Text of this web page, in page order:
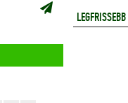
LEGFRISSEBB